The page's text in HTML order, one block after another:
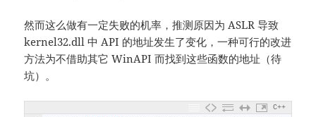
然而这么做有一定失败的机率，推测原因为 ASLR 导致
kernel32.dll 中 API 的地址发生了变化，一种可行的改进
方法为不借助其它 WinAPI 而找到这些函数的地址（待
坑）。
C++